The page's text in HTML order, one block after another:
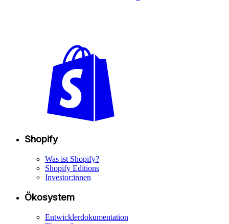
Shopify
Was ist Shopify?
Shopify Editions
Investor:innen
Ökosystem
Entwicklerdokumentation